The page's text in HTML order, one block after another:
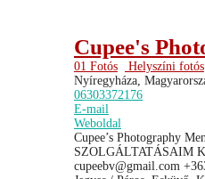
Cupee's
01 Fotós Helyszíni fotós
Nyíregyháza,
06303372176
E-mail
Weboldal
Cupee’s Photography
SZOLGÁLTATÁSAIM
cupeebv@gmail.com